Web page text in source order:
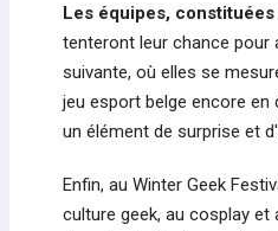
Les équipes,
tenteront leur chance pour
suivante, où elles se
jeu esport belge encore en
un élément de surprise et
Enfin, au Winter Geek
culture geek, au cosplay et